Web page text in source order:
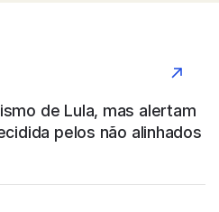
de Lula, mas alertam
pelos não alinhados